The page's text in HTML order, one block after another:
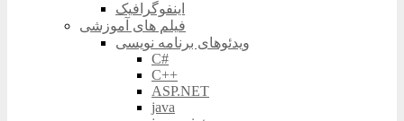
اینفوگرافیک
فیلم های آموزشی
ویدئوهای برنامه نویسی
C#
C++
ASP.NET
java